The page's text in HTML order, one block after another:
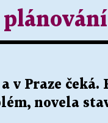
v Praze
novela